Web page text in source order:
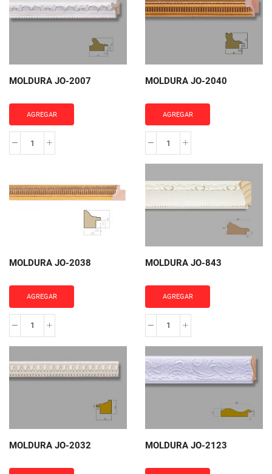
MOLDURA JO-2007
AGREGAR
MOLDURA
cantidad
MOLDURA JO-2040
AGREGAR
MOLDURA
JO-
2040
cantidad
MOLDURA JO-2038
AGREGAR
MOLDURA
JO-
2038
cantidad
MOLDURA JO-843
AGREGAR
MOLDURA
JO-
843
cantidad
MOLDURA JO-2032 MOLDURA JO-2123